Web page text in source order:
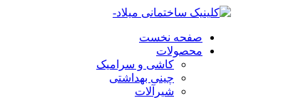
صفحه نخست
محصولات
کاشی و سرامیک
چینی بهداشتی
شیرآلات